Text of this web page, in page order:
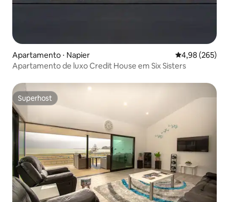
Apartamento ⋅ Napier 4,98 de uma
4,98 (265)
Apartamento de luxo Credit House em Six Sisters
Superhost
Superhost